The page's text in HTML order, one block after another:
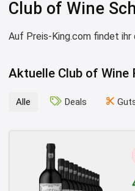
Club of Wine
Auf Preis-King.com findet
Aktuelle Club of
Alle Deals